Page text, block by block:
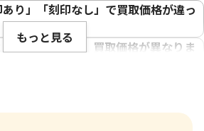
り」「刻印なし」で買取価格が違っ
ンゴットでは、買取価格が異なりま
もっと見る